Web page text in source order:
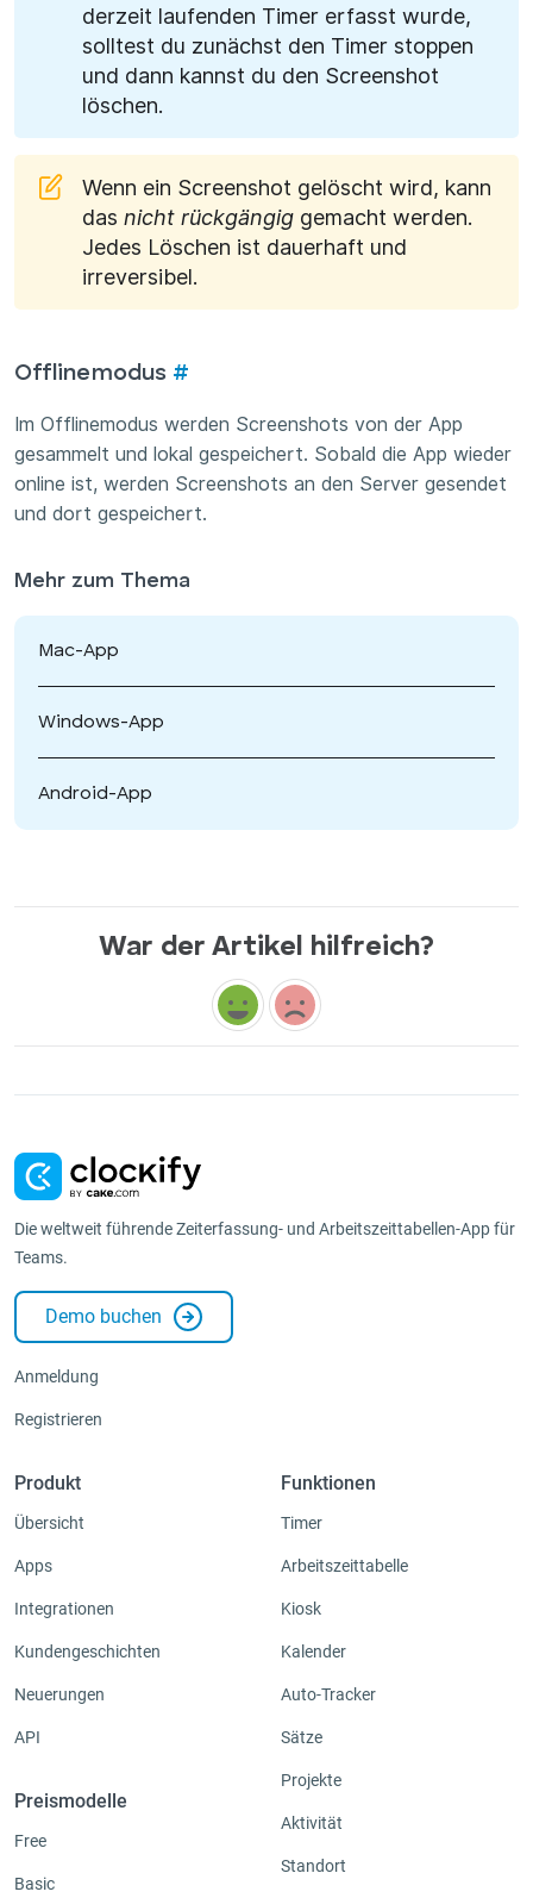
derzeit laufenden Timer erfasst wurde,
solltest du zunächst den Timer stoppen
und dann kannst du den Screenshot
löschen.
Wenn ein Screenshot gelöscht wird, kann
das nicht rückgängig gemacht werden.
Jedes Löschen ist dauerhaft und
irreversibel.
Offlinemodus #
Im Offlinemodus werden Screenshots von der App
gesammelt und lokal gespeichert. Sobald die App wieder
online ist, werden Screenshots an den Server gesendet
und dort gespeichert.
Mehr zum Thema
Mac-App
Windows-App
Android-App
War der Artikel hilfreich?
Die weltweit führende Zeiterfassung- und Arbeitszeittabellen-App für
Teams.
Demo buchen
Anmeldung
Registrieren
Produkt
Übersicht
Apps
Integrationen
Kundengeschichten
Neuerungen
API
Preismodelle
Free
Basic
Funktionen
Timer
Arbeitszeittabelle
Kiosk
Kalender
Auto-Tracker
Sätze
Projekte
Aktivität
Standort